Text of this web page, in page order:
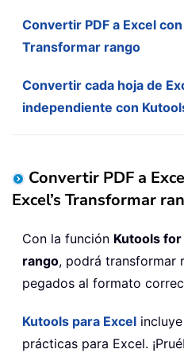
Convertir PDF a Excel
Transformar rango
Convertir cada hoja de
independiente con
Convertir PDF a
Excel’s Transformar
Con la función Kutools for
rango, podrá transformar
pegados al formato
Kutools para Excel
prácticas para Excel.